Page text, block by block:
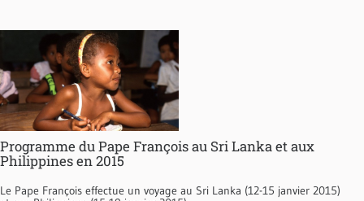
Programme du Pape François au Sri Lanka et aux
Philippines en 2015
Le Pape François effectue un voyage au Sri Lanka (12-15 janvier 2015)